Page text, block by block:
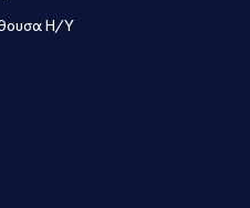
Η/Υ